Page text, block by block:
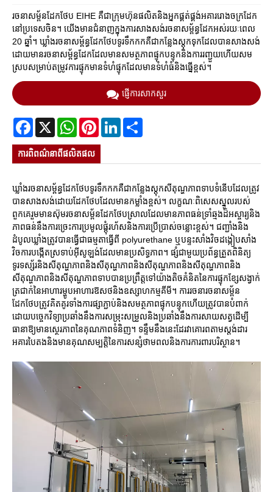
រចនាសម្ព័នដែកថែប EIHE គឺជាក្រុមហ៊ុនផលិតនិងអ្នកផ្គត់ផ្គង់អគាររោងចក្រដែក
នៅប្រទេសចិន។ យើងមានជំនាញក្នុងការសាងសង់រចនាសម្ព័ន្ធដែកអស់រយៈពេល
20 ឆ្នាំ។ ឃ្លាំងរចនាសម្ព័ន្ធដែកថែបទូរទឹកកកគឺជាកន្លែងស្តុកទុកដែលបានសាងសង់
ដោយមានរចនាសម្ព័ន្ធដែកដែលមានសមត្ថភាពផ្ទុកបន្ទុកនិងការរញ្ជួយហើយសម
ស្របសម្រាប់តម្រូវការផ្ទុកមានទំហំផ្ទុកដែលមានទំហំធំនិងធ្នើខ្ពស់។
ផ្ញើការសាកសួរ
Facebook
X WhatsAppPinterestLinkedIn
ការ​ពិពណ៌នា​ពី​ផលិតផល
ឃ្លាំងរចនាសម្ព័ន្ធដែកថែបទូរទឹកកកគឺជាកន្លែងស្តុកសីតុណ្ហភាពទាបទំនើបដែលត្រូវ
បានសាងសង់ដោយដែកថែបដែលមានកម្លាំងខ្ពស់។ លក្ខណៈពិសេសស្នូលរបស់
ពួកគេរួមមានស៊ុមរចនាសម្ព័នដែកថែបស្រាលដែលមានភាពធន់ទ្រាំឆ្មងដ៏អស្ចារ្យនិង
ភាពធន់នឹងការច្រេះការប្រមូលផ្តុំរហ័សនិងការប្រើប្រាស់ចន្លោះខ្ពស់។ ជញ្ជាំងនិង
ដំបូលឃ្លាំងត្រូវបានធ្វើជាធម្មតាធ្វើពី polyurethane ឬបន្ទះសាំងវិចដង្កៀបសាំង
វិចការបង្កើតស្រទាប់អ៊ីសូឡង់ដែលមានប្រសិទ្ធភាព។ ផ្សំជាមួយប្រព័ន្ធត្រួតពិនិត្យ
ទូរទស្ស័រនិងសីតុណ្ហភាពនិងសីតុណ្ហភាពនិងសីតុណ្ហភាពនិងសីតុណ្ហភាពនិង
សីតុណ្ហភាពនិងសីតុណ្ហភាពទាបបានប្រព្រឹត្តទៅយ៉ាងតិចគំនិតនៃការផ្ទុកខ្សែសង្វាក់
ត្រជាក់នៃអាហារម្ហូបអាហារឱសថនិងឧស្សាហកម្មគីមី។ ការរចនារចនាសម្ព័ន
ដែកថែបត្រូវគិតគូរទាំងការផ្សាភ្ជាប់និងសមត្ថភាពផ្ទុកបន្ទុកហើយត្រូវបានបំពាក់
ដោយបច្ចេកវិទ្យាប្រឆាំងនឹងការសម្រុះសម្រួលនិងប្រឆាំងនឹងការសាយសត្វដើម្បី
ធានាឱ្យមានស្ថេរភាពនៃគុណភាពទំនិញ។ ទន្ទឹមនឹងនេះដែរវាគោរពតាមស្តង់ដារ
អគារបៃតងនិងមានគុណសម្បត្តិនៃការសន្សំថាមពលនិងការការពារបរិស្ថាន។